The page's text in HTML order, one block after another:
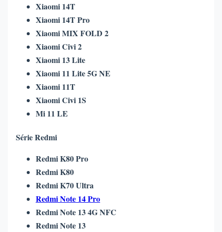
Xiaomi 14T
Xiaomi 14T Pro
Xiaomi MIX FOLD 2
Xiaomi Civi 2
Xiaomi 13 Lite
Xiaomi 11 Lite 5G NE
Xiaomi 11T
Xiaomi Civi 1S
Mi 11 LE
Série Redmi
Redmi K80 Pro
Redmi K80
Redmi K70 Ultra
Redmi Note 14 Pro
Redmi Note 13 4G NFC
Redmi Note 13